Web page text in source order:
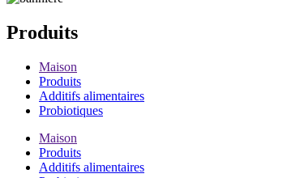
Produits
Maison
Produits
Additifs alimentaires
Probiotiques
Maison
Produits
Additifs alimentaires